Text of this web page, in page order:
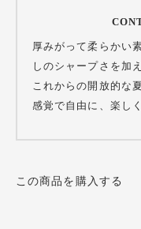
厚みがって柔らかい
しのシャープさを加
これからの開放的な
感覚で自由に、楽しく
この商品を購入する